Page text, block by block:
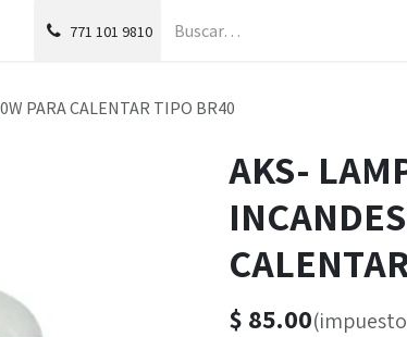
771 101 9810
PARA CALENTAR TIPO BR40
AKS-
$ 85.00